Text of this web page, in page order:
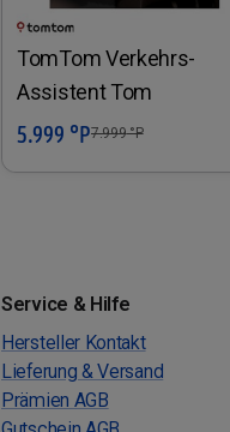
TomTom Verkehrs-
Assistent Tom
In den Warenkorb
5.999 °P7.999°P
Service & Hilfe
Hersteller Kontakt
Lieferung & Versand
Prämien AGB